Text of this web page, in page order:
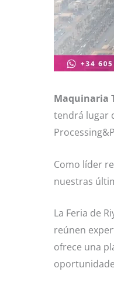
Maquinaria
tendrá lugar
Como líder
nuestras
La Feria de
reúnen
ofrece una